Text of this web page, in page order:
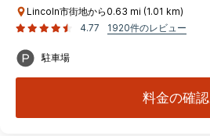
Lincoln市街地から0.63 mi (1.01 km)
4.77
1920件のレビュー
駐車場
料金の確認